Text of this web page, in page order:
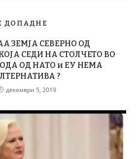
ДОПАДНЕ
ЗЕМЈА СЕВЕРНО ОД
СЕДИ НА СТОЛЧЕТО ВО
ОД НАТО и ЕУ НЕМА
?
декември 5, 2019